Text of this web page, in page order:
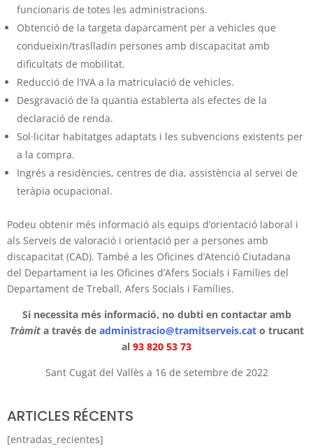
funcionaris de totes les administracions.
Obtenció de la targeta daparcament per a vehicles que
condueixin/traslladin persones amb discapacitat amb
dificultats de mobilitat.
Reducció de l’IVA a la matriculació de vehicles.
Desgravació de la quantia establerta als efectes de la
declaració de renda.
Sol·licitar habitatges adaptats i les subvencions existents per
a la compra.
Ingrés a residències, centres de dia, assistència al servei de
teràpia ocupacional.
Podeu obtenir més informació als equips d’orientació laboral i
als Serveis de valoració i orientació per a persones amb
discapacitat (CAD). També a les Oficines d’Atenció Ciutadana
del Departament ia les Oficines d’Afers Socials i Famílies del
Departament de Treball, Afers Socials i Famílies.
Si necessita més informació, no dubti en contactar amb
Tràmita través de administracio@tramitserveis.cato trucant
al 93 820 53 73
Sant Cugat del Vallès a 16 de setembre de 2022
ARTICLES RÉCENTS
[entradas_recientes]